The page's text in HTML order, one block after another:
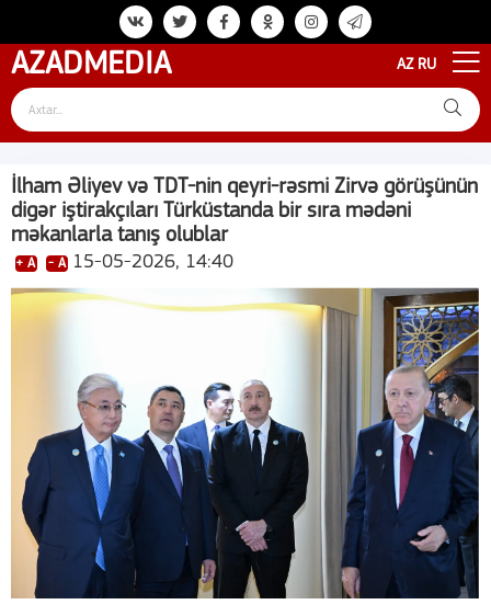
AZADMEDIA AZ RU
İlham Əliyev və TDT-nin qeyri-rəsmi Zirvə görüşünün
digər iştirakçıları Türküstanda bir sıra mədəni
məkanlarla tanış olublar
+ A - A 15-05-2026, 14:40